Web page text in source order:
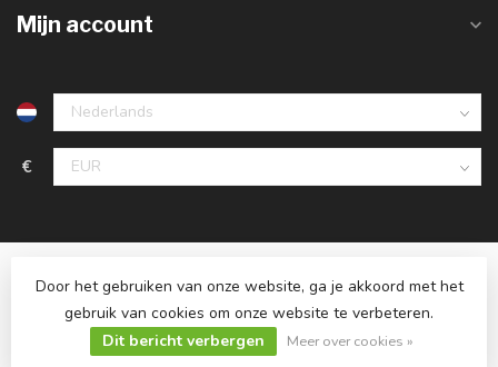
Mijn account
€
© Copyright 2026 Ledlampaanbiedingen.nl
Door het gebruiken van onze website, ga je akkoord met het
gebruik van cookies om onze website te verbeteren.
Dit bericht verbergen
Meer over cookies »